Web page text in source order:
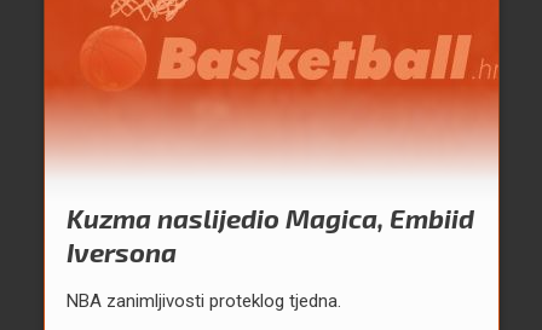
Kuzma naslijedio Magica, Embiid
Iversona
NBA zanimljivosti proteklog tjedna.